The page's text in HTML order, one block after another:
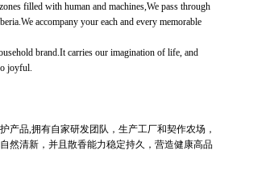
filled with human and machines,We pass through
accompany your each and every memorable
brand.It carries our imagination of life, and
joyful.
产品,拥有自家研发团队，生产工厂和契作农场，
然清新，并且散香能力稳定持久，营造健康高品